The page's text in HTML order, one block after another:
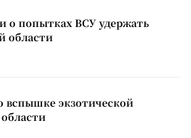
о попытках ВСУ удержать
области
экзотической